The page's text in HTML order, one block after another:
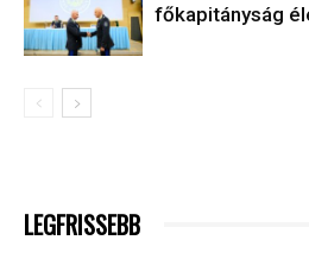
főkapitányság
LEGFRISSEBB